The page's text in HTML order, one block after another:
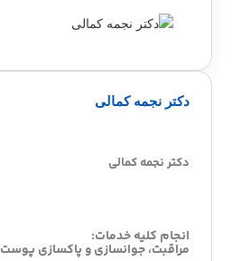
دکتر نجمه کمالی
دکتر نجمه کمالی
انجام کلیه خدمات:
مراقبت، جوانسازی و پاکسازی پوست